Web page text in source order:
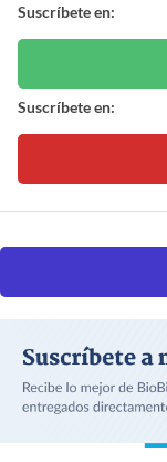
Suscríbete en:
Suscríbete en: